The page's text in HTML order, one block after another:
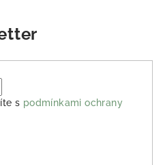
s podmínkami ochrany